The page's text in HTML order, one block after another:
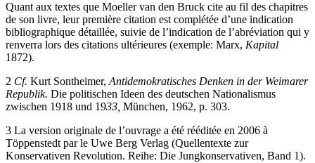
Quant aux textes que Moeller van den Bruck cite au fil des chapitres
de son livre, leur première citation est complétée d’une indication
bibliographique détaillée, suivie de l’indication de l’abréviation qui y
renverra lors des citations ultérieures (exemple: Marx, Kapital
1872).
2 Cf. Kurt Sontheimer, Antidemokratisches Denken in der Weimarer
Republik. Die politischen Ideen des deutschen Nationalismus
zwischen 1918 und 1933, München, 1962, p. 303.
3 La version originale de l’ouvrage a été rééditée en 2006 à
Töppenstedt par le Uwe Berg Verlag (Quellentexte zur
Konservativen Revolution. Reihe: Die Jungkonservativen, Band 1).